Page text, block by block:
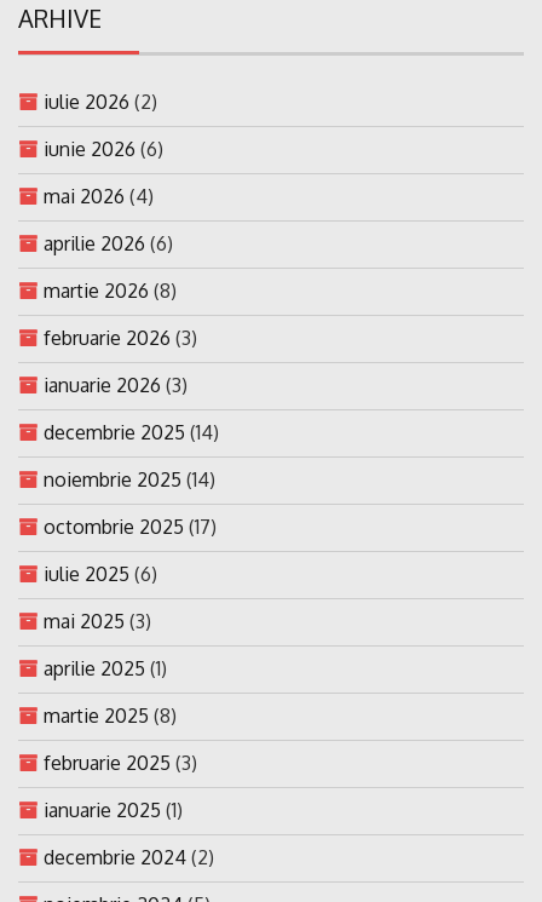
ARHIVE
iulie 2026 (2)
iunie 2026 (6)
mai 2026 (4)
aprilie 2026 (6)
martie 2026 (8)
februarie 2026 (3)
ianuarie 2026 (3)
decembrie 2025 (14)
noiembrie 2025 (14)
octombrie 2025 (17)
iulie 2025 (6)
mai 2025 (3)
aprilie 2025 (1)
martie 2025 (8)
februarie 2025 (3)
ianuarie 2025 (1)
decembrie 2024 (2)